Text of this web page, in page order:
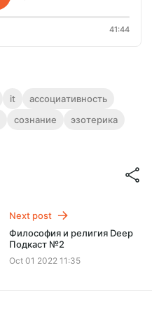
41:44
it
ассоциативность
сознание
эзотерика
Next post
Философия и религия Deep
Подкаст №2
Oct 01 2022 11:35